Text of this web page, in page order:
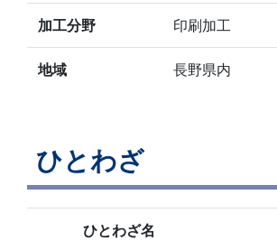
加工分野 印刷加工
地域 長野県内
ひとわざ
ひとわざ名